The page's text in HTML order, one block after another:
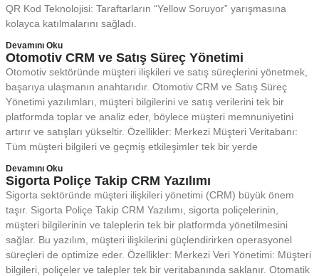
QR Kod Teknolojisi: Taraftarların “Yellow Soruyor” yarışmasına
kolayca katılmalarını sağladı.
Devamını Oku
Otomotiv CRM ve Satış Süreç Yönetimi
Otomotiv sektöründe müşteri ilişkileri ve satış süreçlerini yönetmek,
başarıya ulaşmanın anahtarıdır. Otomotiv CRM ve Satış Süreç
Yönetimi yazılımları, müşteri bilgilerini ve satış verilerini tek bir
platformda toplar ve analiz eder, böylece müşteri memnuniyetini
artırır ve satışları yükseltir. Özellikler: Merkezi Müşteri Veritabanı:
Tüm müşteri bilgileri ve geçmiş etkileşimler tek bir yerde
Devamını Oku
Sigorta Poliçe Takip CRM Yazılımı
Sigorta sektöründe müşteri ilişkileri yönetimi (CRM) büyük önem
taşır. Sigorta Poliçe Takip CRM Yazılımı, sigorta poliçelerinin,
müşteri bilgilerinin ve taleplerin tek bir platformda yönetilmesini
sağlar. Bu yazılım, müşteri ilişkilerini güçlendirirken operasyonel
süreçleri de optimize eder. Özellikler: Merkezi Veri Yönetimi: Müşteri
bilgileri, poliçeler ve talepler tek bir veritabanında saklanır. Otomatik